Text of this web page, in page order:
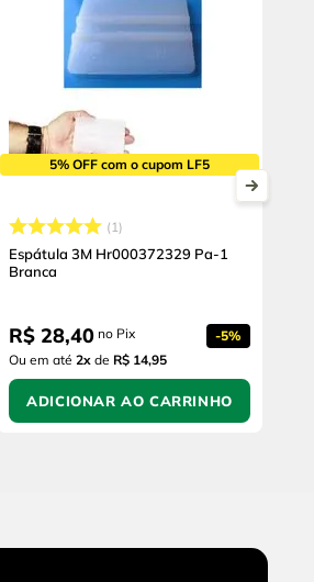
5% OFF com o cupom LF5
1
Espátula 3M Hr000372329 Pa-1
Branca
R$ 28,40 no Pix -5%
Ou em até 2x de R$ 14,95
ADICIONAR AO CARRINHO